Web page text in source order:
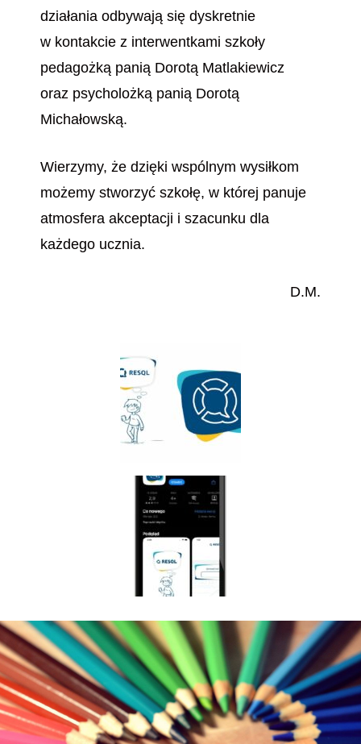
działania odbywają się dyskretnie
w kontakcie z interwentkami szkoły
pedagożką panią Dorotą Matlakiewicz
oraz psycholożką panią Dorotą
Michałowską.
Wierzymy, że dzięki wspólnym wysiłkom
możemy stworzyć szkołę, w której panuje
atmosfera akceptacji i szacunku dla
każdego ucznia.
D.M.